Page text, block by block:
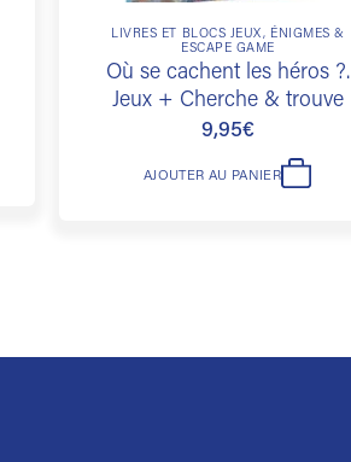
LIVRES ET BLOCS JEUX, ÉNIGMES &
ESCAPE GAME
Où se cachent les héros ?.
Jeux + Cherche & trouve
9,95€
AJOUTER AU PANIER